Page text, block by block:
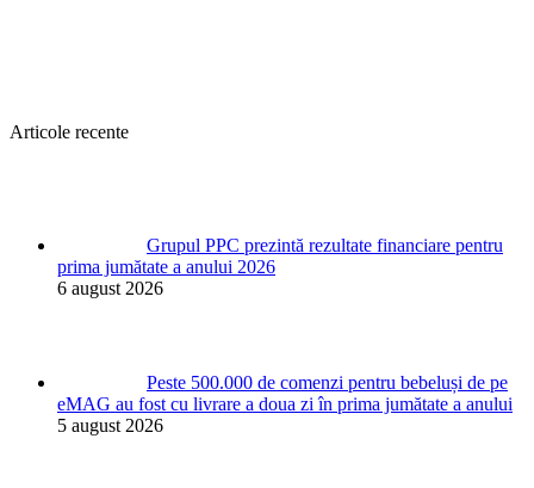
Articole recente
Grupul PPC prezintă rezultate financiare pentru
prima jumătate a anului 2026
6 august 2026
Peste 500.000 de comenzi pentru bebeluși de pe
eMAG au fost cu livrare a doua zi în prima jumătate a anului
5 august 2026